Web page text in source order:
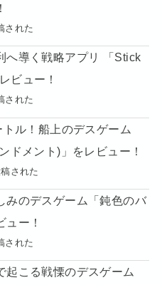
された
へ導く戦略アプリ 「Stick
ビュー！
された
ル！船上のデスゲーム
ドメント)」をレビュー！
された
みのデスゲーム「鈍色のバ
ュー！
された
起こる戦慄のデスゲーム